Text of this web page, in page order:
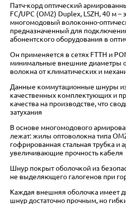
Патч-корд оптический
FC/UPC (OM2) Duplex, LSZH, 40 м
многомодовый волоконно-
предназначенный для
абонентского оборудования в
Он применяется в сетях FTTH и
минимальные внешние диаметры
волокна от климатических и
Данные коммутационные шнуры
качественных комплектующих и
качества на производстве, что
затухания
В основе многомодового
лежат: жилы оптоволокна типа
гофрированная стальная трубка и
увеличивающие прочность кабеля
Шнур покрыт оболочкой из
не выделяющего галогенов при
Каждая внешняя оболочка имеет
шнур достаточно прочным, но